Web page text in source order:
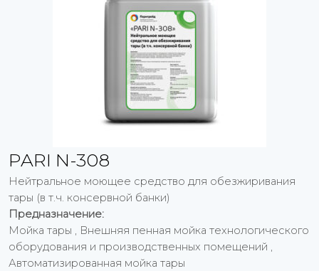
PARI N-308
Нейтральное моющее средство для обезжиривания
тары (в т.ч. консервной банки)
Предназначение:
Мойка тары , Внешняя пенная мойка технологического
оборудования и производственных помещений ,
Автоматизированная мойка тары